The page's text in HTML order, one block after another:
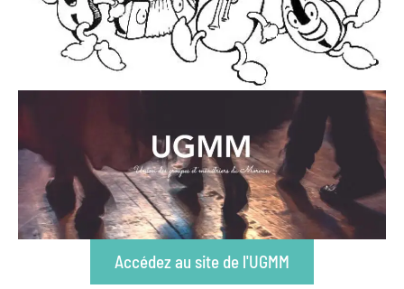
Accédez au site de l'UGMM